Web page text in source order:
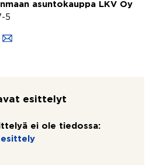
asuntokauppa LKV Oy
5
esittelyt
ei ole tiedossa: